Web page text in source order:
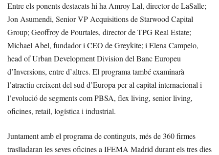
Entre els ponents destacats hi ha Amroy Lal, director de LaSalle;
Jon Asumendi, Senior VP Acquisitions de Starwood Capital
Group; Geoffroy de Pourtales, director de TPG Real Estate;
Michael Abel, fundador i CEO de Greykite; i Elena Campelo,
head of Urban Development Division del Banc Europeu
d’Inversions, entre d’altres. El programa també examinarà
l’atractiu creixent del sud d’Europa per al capital internacional i
l’evolució de segments com PBSA, flex living, senior living,
oficines, retail, logística i industrial.
Juntament amb el programa de continguts, més de 360 firmes
traslladaran les seves oficines a IFEMA Madrid durant els tres dies